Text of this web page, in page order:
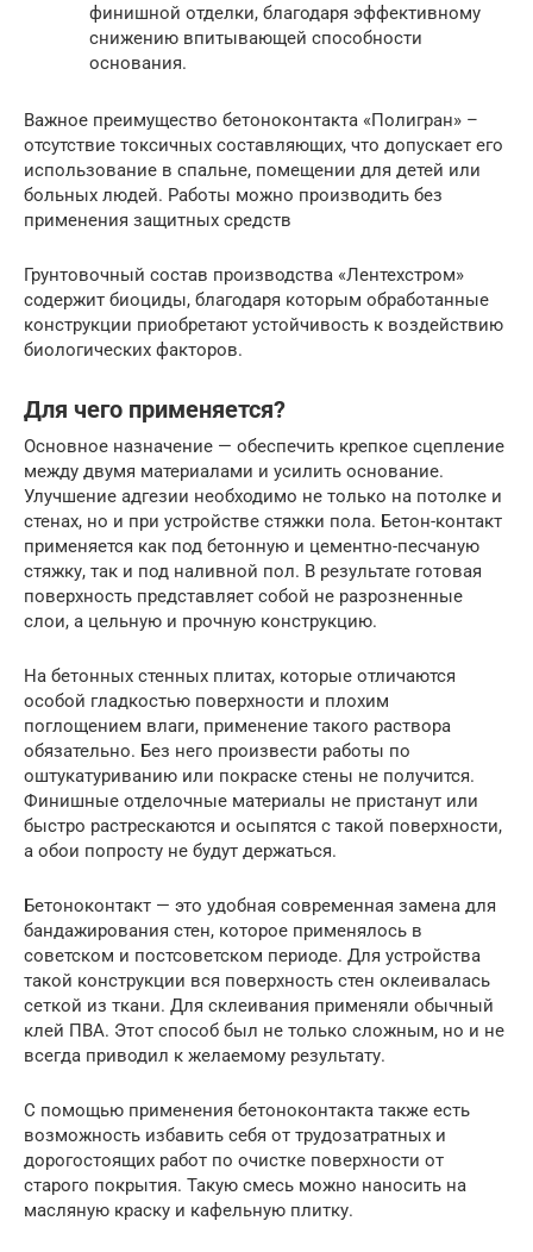
финишной отделки, благодаря эффективному
снижению впитывающей способности
основания.
Важное преимущество бетоноконтакта «Полигран» –
отсутствие токсичных составляющих, что допускает его
использование в спальне, помещении для детей или
больных людей. Работы можно производить без
применения защитных средств
Грунтовочный состав производства «Лентехстром»
содержит биоциды, благодаря которым обработанные
конструкции приобретают устойчивость к воздействию
биологических факторов.
Для чего применяется?
Основное назначение — обеспечить крепкое сцепление
между двумя материалами и усилить основание.
Улучшение адгезии необходимо не только на потолке и
стенах, но и при устройстве стяжки пола. Бетон-контакт
применяется как под бетонную и цементно-песчаную
стяжку, так и под наливной пол. В результате готовая
поверхность представляет собой не разрозненные
слои, а цельную и прочную конструкцию.
На бетонных стенных плитах, которые отличаются
особой гладкостью поверхности и плохим
поглощением влаги, применение такого раствора
обязательно. Без него произвести работы по
оштукатуриванию или покраске стены не получится.
Финишные отделочные материалы не пристанут или
быстро растрескаются и осыпятся с такой поверхности,
а обои попросту не будут держаться.
Бетоноконтакт — это удобная современная замена для
бандажирования стен, которое применялось в
советском и постсоветском периоде. Для устройства
такой конструкции вся поверхность стен оклеивалась
сеткой из ткани. Для склеивания применяли обычный
клей ПВА. Этот способ был не только сложным, но и не
всегда приводил к желаемому результату.
С помощью применения бетоноконтакта также есть
возможность избавить себя от трудозатратных и
дорогостоящих работ по очистке поверхности от
старого покрытия. Такую смесь можно наносить на
масляную краску и кафельную плитку.